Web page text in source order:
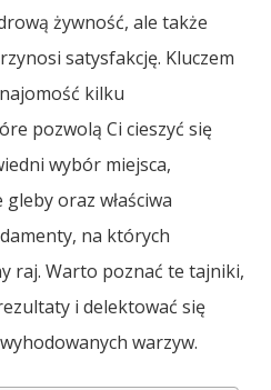
żywność, ale także
satysfakcję. Kluczem
kilku
pozwolą Ci cieszyć się
wybór miejsca,
oraz właściwa
na których
raj. Warto poznać te tajniki,
i delektować się
warzyw.